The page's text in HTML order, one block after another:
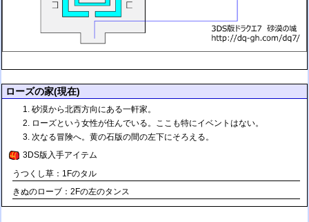
ローズの家(現在)
砂漠から北西方向にある一軒家。
ローズという女性が住んでいる。ここも特にイベントはない。
次なる冒険へ。黄の石版の間の左下にそろえる。
3DS版入手アイテム
うつくし草：1Fのタル
きぬのローブ：2Fの左のタンス